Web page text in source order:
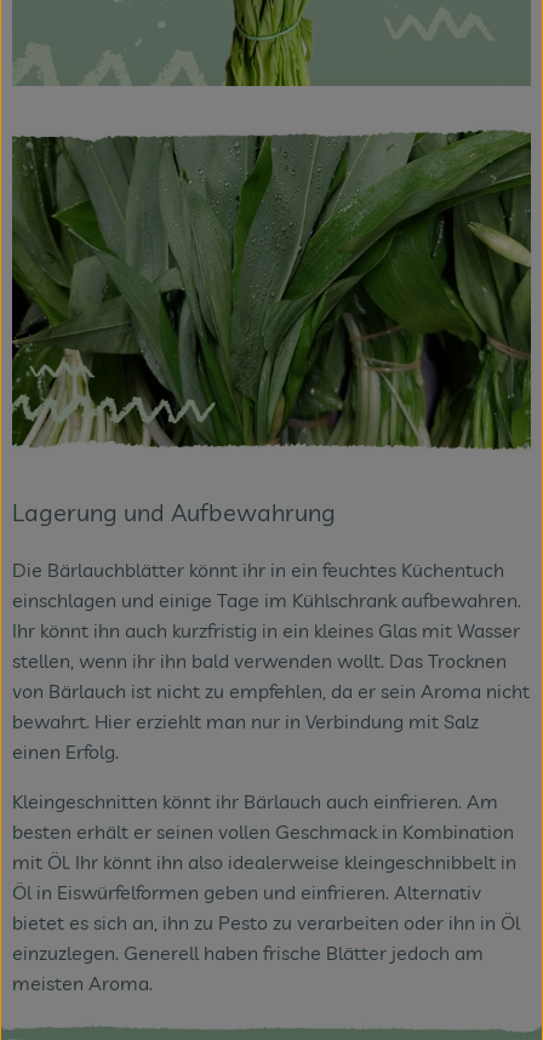
Lagerung und Aufbewahrung
Die Bärlauchblätter könnt ihr in ein feuchtes Küchentuch
einschlagen und einige Tage im Kühlschrank aufbewahren.
Ihr könnt ihn auch kurzfristig in ein kleines Glas mit Wasser
stellen, wenn ihr ihn bald verwenden wollt. Das Trocknen
von Bärlauch ist nicht zu empfehlen, da er sein Aroma nicht
bewahrt. Hier erziehlt man nur in Verbindung mit Salz
einen Erfolg.
Kleingeschnitten könnt ihr Bärlauch auch einfrieren. Am
besten erhält er seinen vollen Geschmack in Kombination
mit Öl. Ihr könnt ihn also idealerweise kleingeschnibbelt in
Öl in Eiswürfelformen geben und einfrieren. Alternativ
bietet es sich an, ihn zu Pesto zu verarbeiten oder ihn in Öl
einzuzlegen. Generell haben frische Blätter jedoch am
meisten Aroma.